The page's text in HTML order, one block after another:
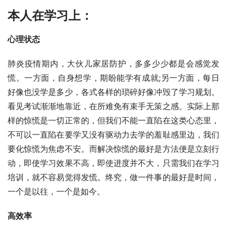
本人在学习上：
心理状态
肺炎疫情期内，大伙儿家居防护，多多少少都是会感觉发
慌。一方面，自身想学，期盼能学有成就;另一方面，每日
好像也没学是多少，各式各样的琐碎好像冲毁了学习规划。
看见考试渐渐地靠近，在所难免有束手无策之感。实际上那
样的惊慌是一切正常的，但我们不能一直陷在这类心态里，
不可以一直陷在要学又没有驱动力去学的羞耻感里边，我们
要化惊慌为焦虑不安。而解决惊慌的最好是方法便是立刻行
动，即使学习效果不高，即使进度并不大，只需我们在学习
培训，就不容易觉得发慌。终究，做一件事的最好是时间，
一个是以往，一个是如今。
高效率